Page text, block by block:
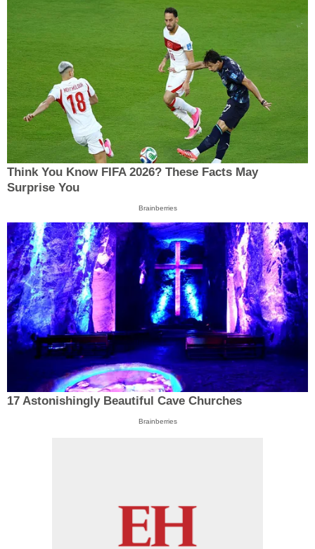
Think You Know FIFA 2026? These Facts May
Surprise You
Brainberries
17 Astonishingly Beautiful Cave Churches
Brainberries